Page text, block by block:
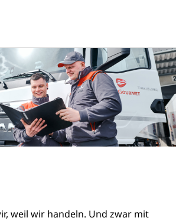
weil wir handeln. Und zwar mit